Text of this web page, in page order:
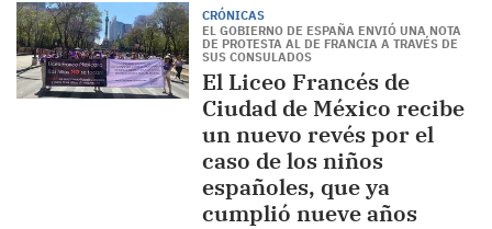
CRÓNICAS
EL GOBIERNO DE ESPAÑA ENVIÓ UNA NOTA
DE PROTESTA AL DE FRANCIA A TRAVÉS DE
SUS CONSULADOS
El Liceo Francés de
Ciudad de México recibe
un nuevo revés por el
caso de los niños
españoles, que ya
cumplió nueve años